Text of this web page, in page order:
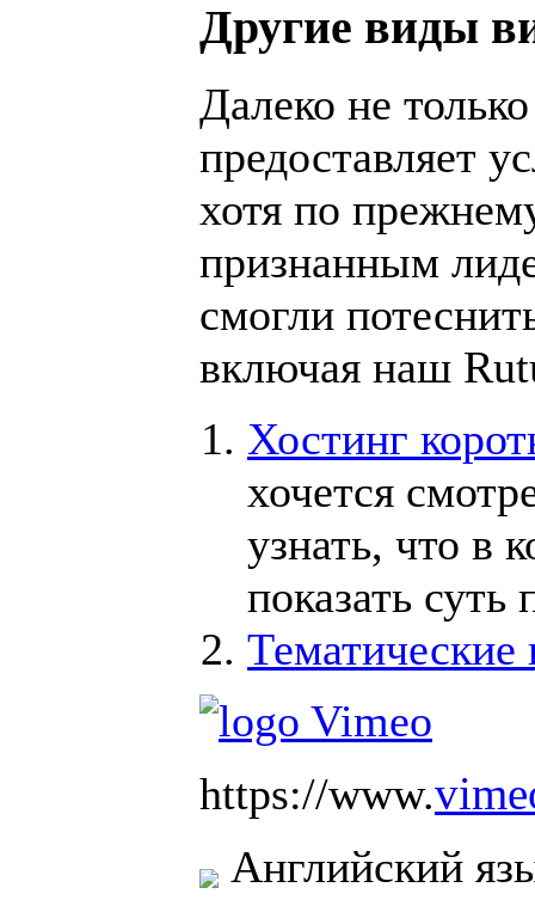
Другие виды
Далеко не
предоставляет
хотя по
признанным
смогли
включая наш
Хостинг
хочется
узнать, что в
показать суть
Тематические
https://www.
Английский